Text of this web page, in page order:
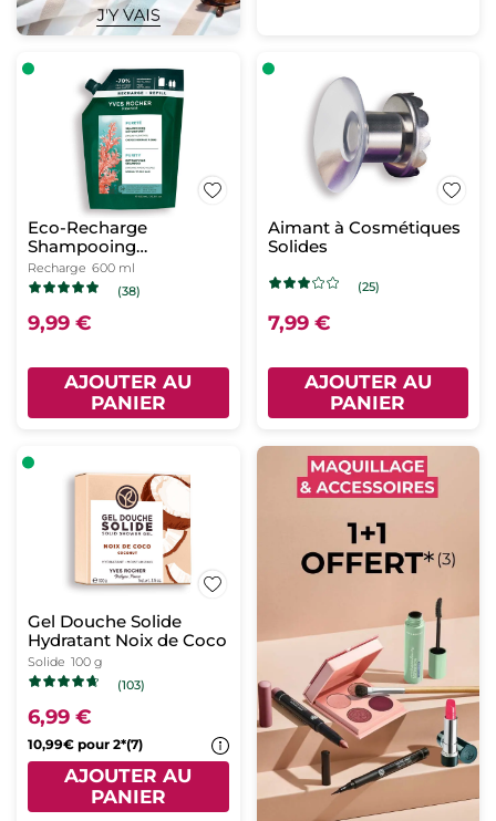
Eco-Recharge
Shampooing
Détoxifiant
Recharge 600 ml
(38)
9,99 €
AJOUTER AU
PANIER
Aimant à Cosmétiques
Solides
(25)
7,99 €
AJOUTER AU
PANIER
Gel Douche Solide
Hydratant Noix de Coco
Solide 100 g
(103)
6,99 €
10,99€ pour 2*(7)
AJOUTER AU
PANIER